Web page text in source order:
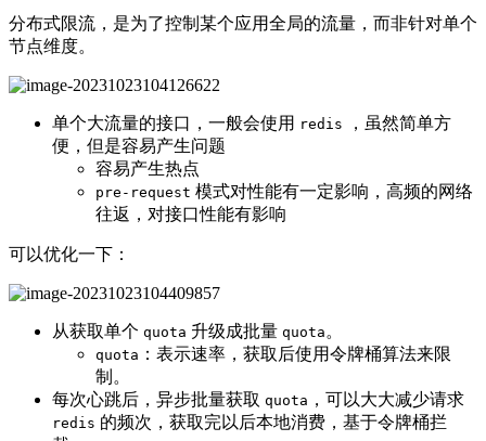
分布式限流，是为了控制某个应用全局的流量，而非针对单个
节点维度。
单个大流量的接口，一般会使用 redis
，虽然简单方
便，但是容易产生问题
容易产生热点
pre-request 模式对性能有一定影响，高频的网络
往返，对接口性能有影响
可以优化一下：
从获取单个 quota 升级成批量 quota 。
quota ：表示速率，获取后使用令牌桶算法来限
制。
每次心跳后，异步批量获取 quota ，可以大大减少请求
redis 的频次，获取完以后本地消费，基于令牌桶拦